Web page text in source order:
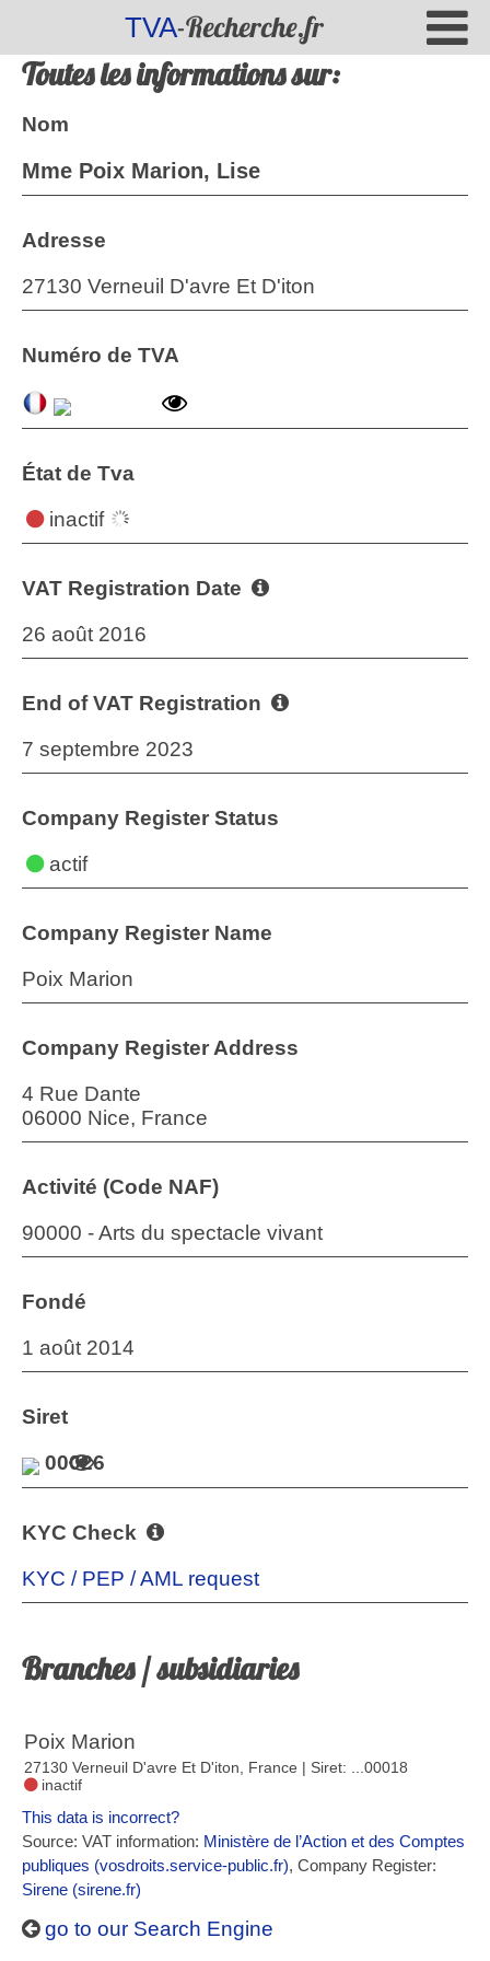
TVA-Recherche.fr
Toutes les informations sur:
Nom
Mme Poix Marion, Lise
Adresse
27130 Verneuil D'avre Et D'iton
Numéro de TVA
État de Tva
inactif
VAT Registration Date
26 août 2016
End of VAT Registration
7 septembre 2023
Company Register Status
actif
Company Register Name
Poix Marion
Company Register Address
4 Rue Dante
06000 Nice, France
Activité (Code NAF)
90000 - Arts du spectacle vivant
Fondé
1 août 2014
Siret
00026
KYC Check
KYC / PEP / AML request
Branches / subsidiaries
Poix Marion
27130 Verneuil D'avre Et D'iton, France | Siret: ...00018
inactif
This data is incorrect?
Source: VAT information: Ministère de l’Action et des Comptes
publiques (vosdroits.service-public.fr), Company Register:
Sirene (sirene.fr)
go to our Search Engine